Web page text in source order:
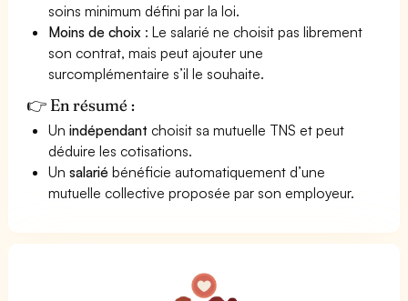
soins minimum défini par la loi.
Moins de choix : Le salarié ne choisit pas librement
son contrat, mais peut ajouter une
surcomplémentaire s’il le souhaite.
👉 En résumé :
Unindépendant choisit sa mutuelle TNS et peut
déduire les cotisations.
Unsalarié bénéficie automatiquement d’une
mutuelle collective proposée par son employeur.